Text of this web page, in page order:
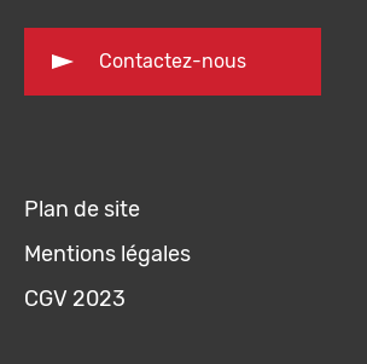
Contactez-nous
Plan de site
Mentions légales
CGV 2023